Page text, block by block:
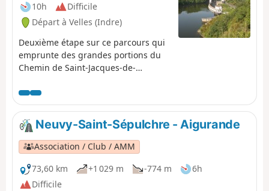
10h
Difficile
Départ à Velles (Indre)
Deuxième étape sur ce parcours qui
emprunte des grandes portions du
Chemin de Saint-Jacques-de-
témoignage des pèlerins.
Neuvy-Saint-Sépulchre - Aigurande
Association / Club / AMM
73,60 km
+1 029 m -774 m
6h
Difficile